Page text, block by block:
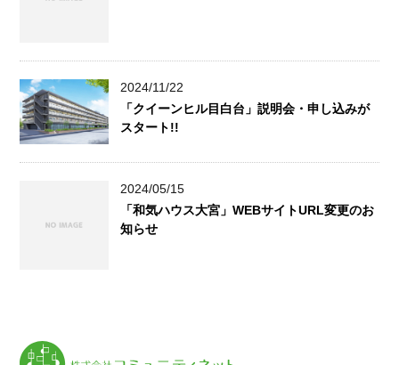
2024/11/22
「クイーンヒル目白台」説明会・申し込みが
スタート!!
2024/05/15
「和気ハウス大宮」WEBサイトURL変更のお
知らせ